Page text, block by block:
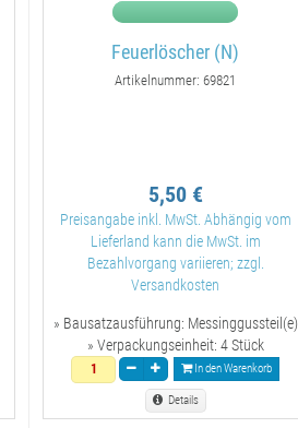
Feuerlöscher (N)
Artikelnummer: 69821
5,50 €
Preisangabe inkl. MwSt. Abhängig vom
Lieferland kann die MwSt. im
Bezahlvorgang variieren; zzgl.
Versandkosten
» Bausatzausführung: Messinggussteil(e)
» Verpackungseinheit: 4 Stück
In den Warenkorb
Details